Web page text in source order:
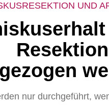
UND
Resektion
nur durchgeführt,